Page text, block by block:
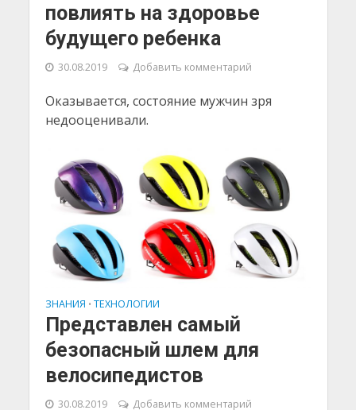
повлиять на здоровье
будущего ребенка
30.08.2019 Добавить комментарий
Оказывается, состояние мужчин зря
недооценивали.
ЗНАНИЯ • ТЕХНОЛОГИИ
Представлен самый
безопасный шлем для
велосипедистов
30.08.2019 Добавить комментарий